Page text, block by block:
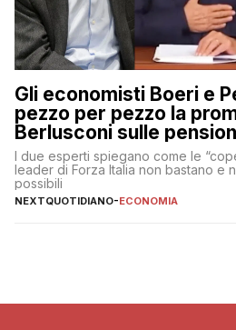
Gli economisti Boeri e
pezzo per pezzo la
Berlusconi sulle
I due esperti spiegano come le
leader di Forza Italia non bastano e
possibili
NEXTQUOTIDIANO-ECONOMIA